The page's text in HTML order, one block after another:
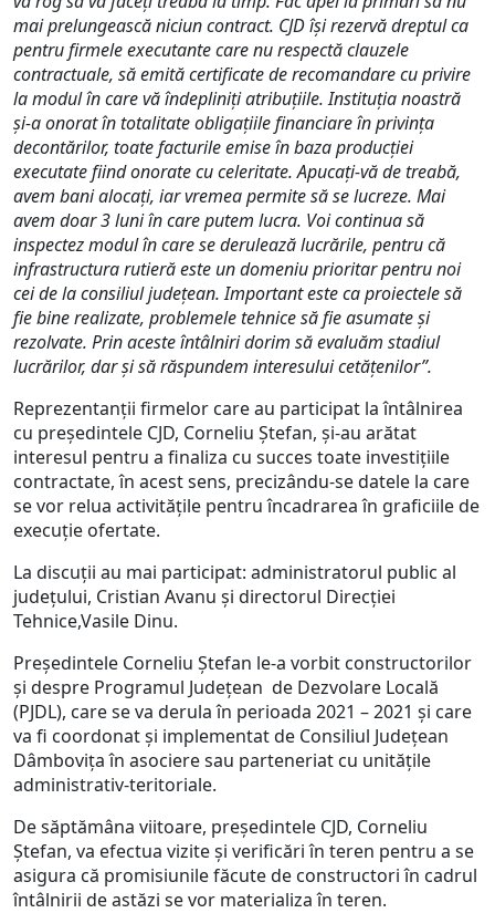
mai prelungească niciun contract. CJD își rezervă dreptul ca
pentru firmele executante care nu respectă clauzele
contractuale, să emită certificate de recomandare cu privire
la modul în care vă îndepliniți atribuțiile. Instituția noastră
și-a onorat în totalitate obligațiile financiare în privința
decontărilor, toate facturile emise în baza producției
executate fiind onorate cu celeritate. Apucați-vă de treabă,
avem bani alocați, iar vremea permite să se lucreze. Mai
avem doar 3 luni în care putem lucra. Voi continua să
inspectez modul în care se derulează lucrările, pentru că
infrastructura rutieră este un domeniu prioritar pentru noi
cei de la consiliul județean. Important este ca proiectele să
fie bine realizate, problemele tehnice să fie asumate și
rezolvate. Prin aceste întâlniri dorim să evaluăm stadiul
lucrărilor, dar şi să răspundem interesului cetăţenilor”.
Reprezentanţii firmelor care au participat la întâlnirea
cu președintele CJD, Corneliu Ștefan, şi-au arătat
interesul pentru a finaliza cu succes toate investițiile
contractate, în acest sens, precizându-se datele la care
se vor relua activitățile pentru încadrarea în graficiile de
execuție ofertate.
La discuții au mai participat: administratorul public al
județului, Cristian Avanu și directorul Direcției
Tehnice,Vasile Dinu.
Președintele Corneliu Ștefan le-a vorbit constructorilor
și despre Programul Județean de Dezvolare Locală
(PJDL), care se va derula în perioada 2021 – 2021 și care
va fi coordonat și implementat de Consiliul Județean
Dâmbovița în asociere sau parteneriat cu unitățile
administrativ-teritoriale.
De săptămâna viitoare, președintele CJD, Corneliu
Ștefan, va efectua vizite și verificări în teren pentru a se
asigura că promisiunile făcute de constructori în cadrul
întâlnirii de astăzi se vor materializa în teren.